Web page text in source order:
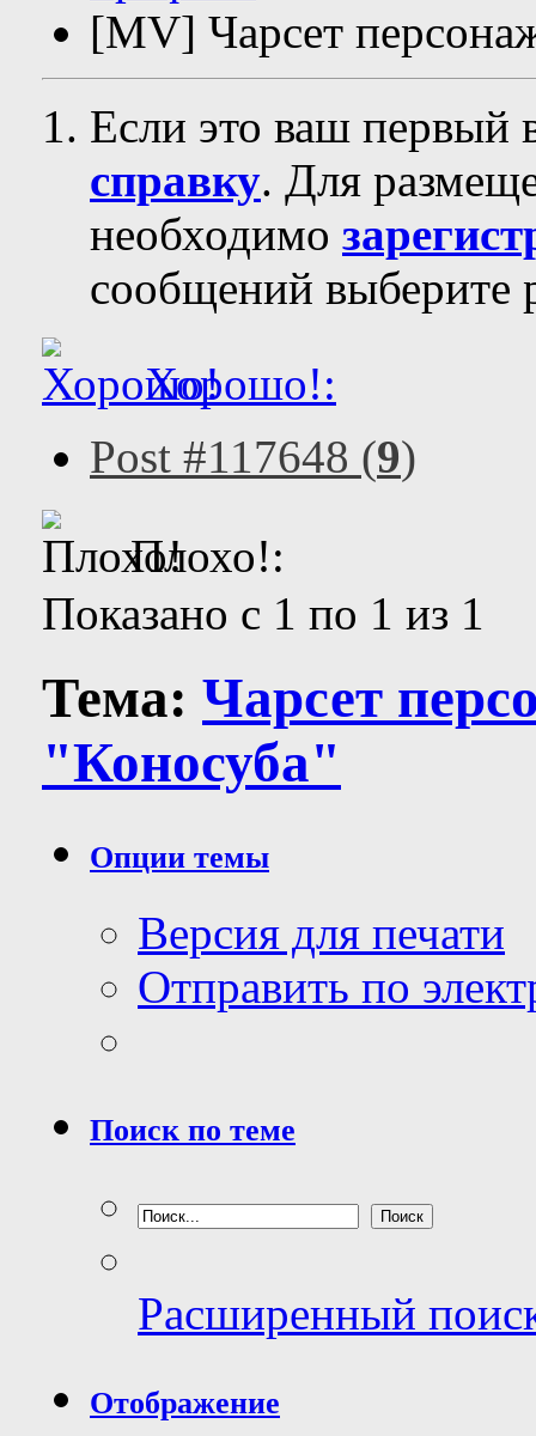
[MV] Чарсет
Если это ваш первый
справку. Для
необходимо
сообщений выберите
Хорошо!:
Post #117648 (9)
Плохо!:
Показано с 1 по 1 из 1
Тема: Чарсет
"Коносуба"
Опции темы
Версия для печати
Отправить по
Поиск по теме
Расширенный
Отображение